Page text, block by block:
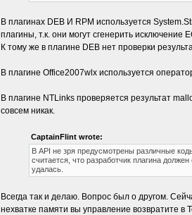
В плагинах DEB И RPM используется
плагины, т.к. они могут сгенерить исключение
К тому же в плагине DEB нет проверки
В плагине Office2007wlx используется
В плагине NTLinks проверяется результат
совсем никак.
CaptainFlint wrote:
В API не зря предусмотрены различные
считается, что разработчик плагина
удалась.
Всегда так и делаю. Вопрос был о другом.
нехватке памяти вы управление возвратите в